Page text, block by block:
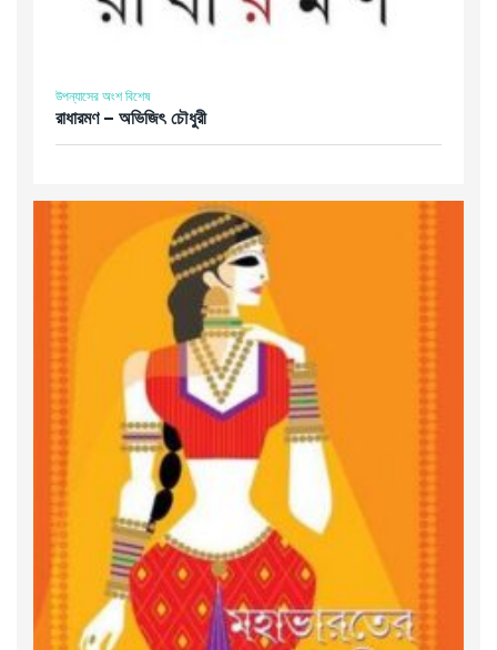
উপন্যাসের অংশ বিশেষ
রাধারমণ – অভিজিৎ চৌধুরী